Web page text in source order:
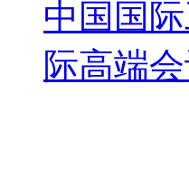
中国国
际高端会